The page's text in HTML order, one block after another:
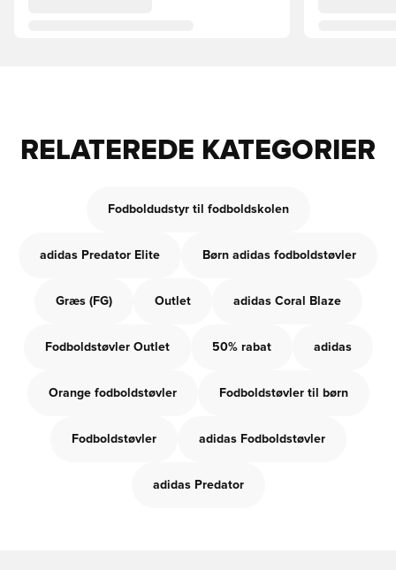
RELATEREDE KATEGORIER
Fodboldudstyr til fodboldskolen
adidas Predator Elite Børn adidas fodboldstøvler
Græs (FG) Outlet adidas Coral Blaze
Fodboldstøvler Outlet 50% rabat adidas
Orange fodboldstøvler Fodboldstøvler til børn
Fodboldstøvler adidas Fodboldstøvler
adidas Predator